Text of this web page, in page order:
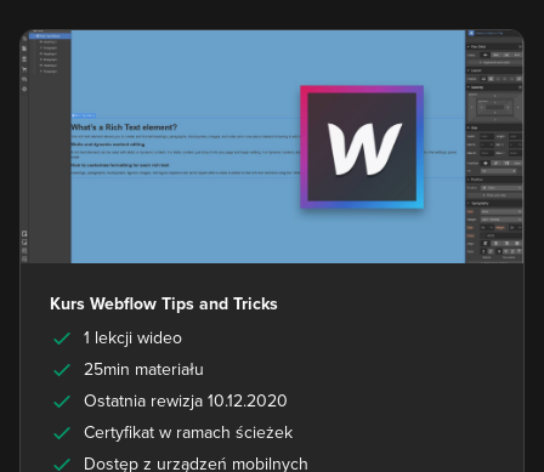
Kurs Webflow Tips and Tricks
1 lekcji wideo
25min materiału
Ostatnia rewizja 10.12.2020
Certyfikat w ramach ścieżek
Dostęp z urządzeń mobilnych